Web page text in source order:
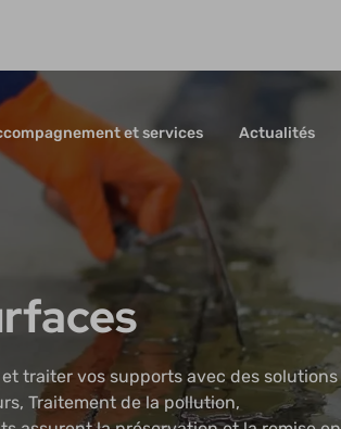
et services Actualités
traiter vos supports avec des solutions
Traitement de la pollution,